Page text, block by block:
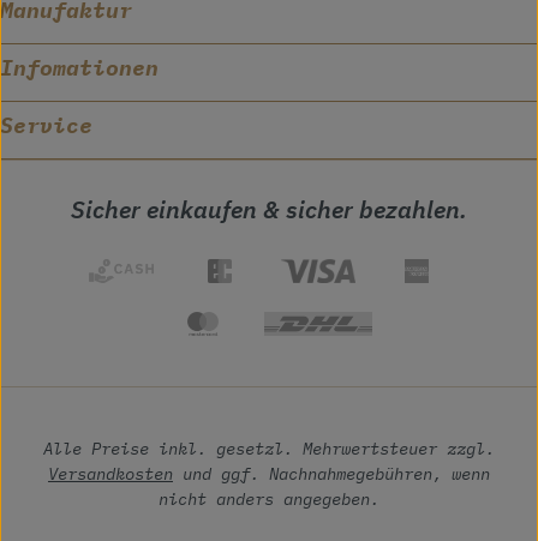
Manufaktur
Infomationen
Service
Sicher einkaufen & sicher bezahlen.
Alle Preise inkl. gesetzl. Mehrwertsteuer zzgl.
Versandkosten und ggf. Nachnahmegebühren, wenn
nicht anders angegeben.